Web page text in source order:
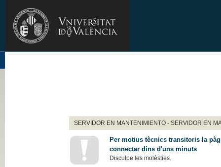
SERVIDOR EN MANTENIMIENTO - SERVIDOR EN
Per motius tècnics transitoris la
connectar dins d'uns minuts
Disculpe les molèsties.